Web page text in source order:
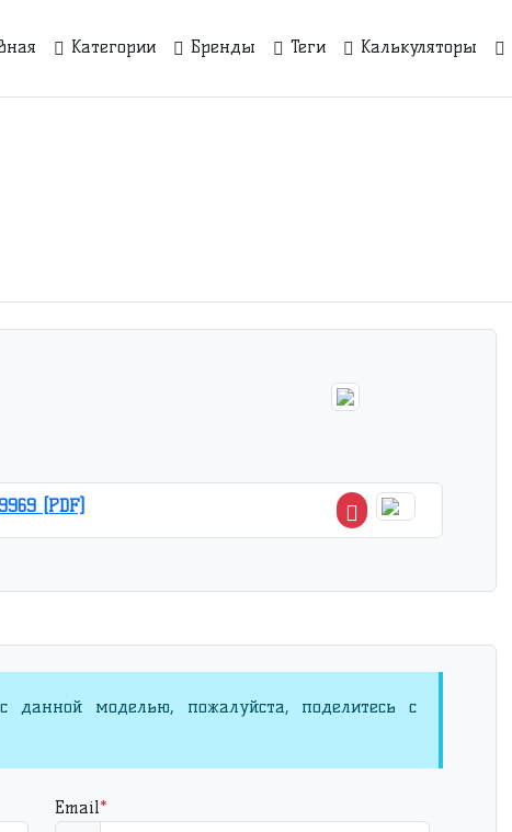
Категории Бренды Теги Калькуляторы
[PDF]
моделью, пожалуйста, поделитесь с
Email*